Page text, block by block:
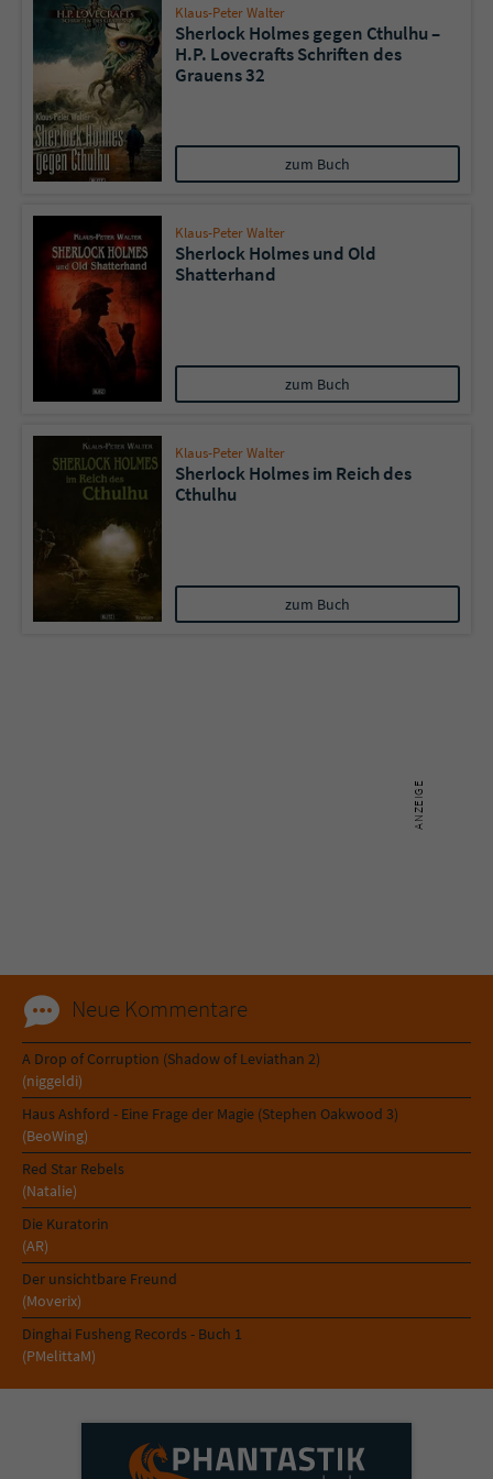
Klaus-Peter Walter
Sherlock Holmes gegen Cthulhu –
H.P. Lovecrafts Schriften des
Grauens 32
zum Buch
Klaus-Peter Walter
Sherlock Holmes und Old
Shatterhand
zum Buch
Klaus-Peter Walter
Sherlock Holmes im Reich des
Cthulhu
zum Buch
Neue Kommentare
A Drop of Corruption (Shadow of Leviathan 2)
(niggeldi)
Haus Ashford - Eine Frage der Magie (Stephen Oakwood 3)
(BeoWing)
Red Star Rebels
(Natalie)
Die Kuratorin
(AR)
Der unsichtbare Freund
(Moverix)
Dinghai Fusheng Records - Buch 1
(PMelittaM)
Name tx_pwcomments_ahash
Anbieter
Laufzeit 1 Jahr
Name fe_typo_user
Anbieter
Zweck
Kommunikation der Webseite mit dem
Benutzer. Es wird benötigt um z. B. den
Sicherheitscode des Kontaktformulars zu